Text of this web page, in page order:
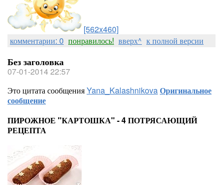
[562x460]
комментарии: 0 понравилось! вверх^ к полной версии
Без заголовка
07-01-2014 22:57
Это цитата сообщенияYana_KalashnikovaОригинальное
сообщение
ПИРОЖНОЕ "КАРТОШКА" - 4 ПОТРЯСАЮЩИЙ
РЕЦЕПТА